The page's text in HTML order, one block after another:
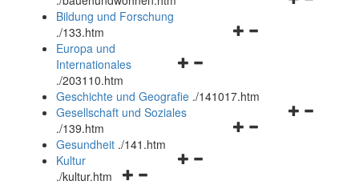
Navigationsmenü
Bildung und Forschung
./133.htm
Navigationsmenü
und
schließen
Europa und
Internationales
./203110.htm
Geschichte und Geografie ./141017.htm
Navigationsmenü
Gesellschaft und Soziales
./139.htm
Navigationsmenü
Gesundheit ./141.htm
Navigationsmenü
Kultur
./kultur.htm